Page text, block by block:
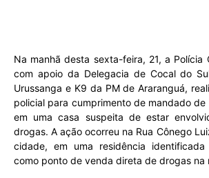
Na manhã desta sexta-feira, 21, a Polícia
com apoio da Delegacia de Cocal do
Urussanga e K9 da PM de Araranguá,
policial para cumprimento de mandado
em uma casa suspeita de estar
drogas. A ação ocorreu na Rua Cônego
cidade, em uma residência identificada
como ponto de venda direta de drogas na